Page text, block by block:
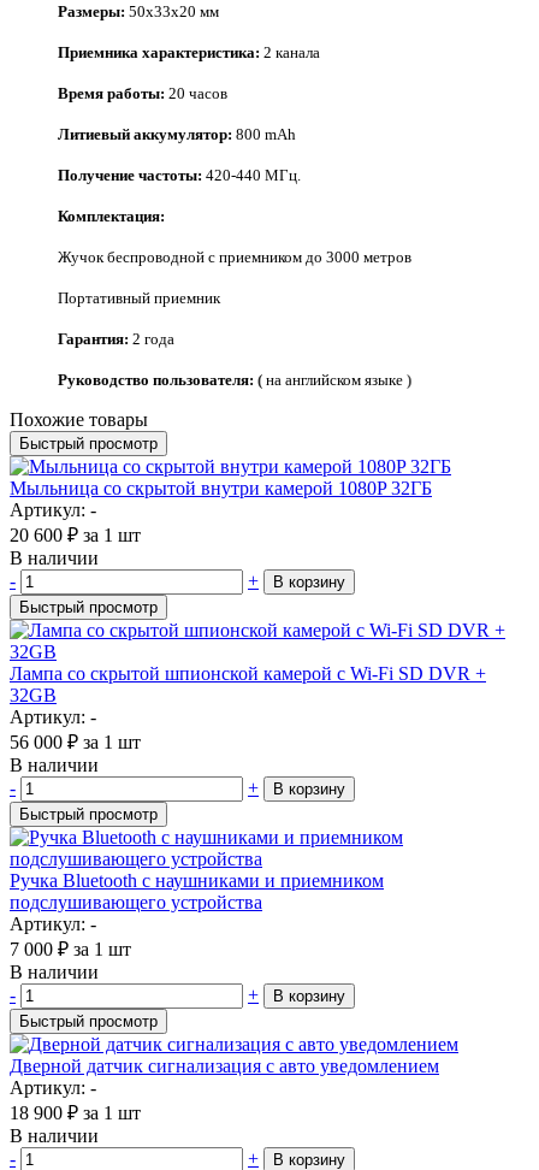
Размеры: 50x33x20 мм
Приемника характеристика: 2 канала
Время работы: 20 часов
Литиевый аккумулятор: 800 mAh
Получение частоты: 420-440 МГц.
Комплектация:
Жучок беспроводной с приемником до 3000 метров
Портативный приемник
Гарантия: 2 года
Руководство пользователя: ( на английском языке )
Похожие товары
Быстрый просмотр
Мыльница со скрытой внутри камерой 1080P 32ГБ
Артикул: -
20 600 ₽ за 1 шт
В наличии
-
+
В корзину
Быстрый просмотр
Лампа со скрытой шпионской камерой с Wi-Fi SD DVR +
32GB
Артикул: -
56 000 ₽ за 1 шт
В наличии
-
+
В корзину
Быстрый просмотр
Ручка Bluetooth с наушниками и приемником
подслушивающего устройства
Артикул: -
7 000 ₽ за 1 шт
В наличии
-
+
В корзину
Быстрый просмотр
Дверной датчик сигнализация с авто уведомлением
Артикул: -
18 900 ₽ за 1 шт
В наличии
-
+ В корзину